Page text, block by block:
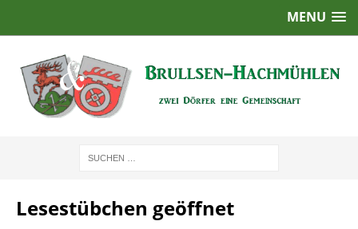
MENU
Lesestübchen geöffnet